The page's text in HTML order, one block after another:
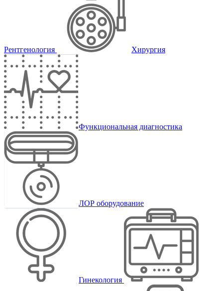
Рентгенология Хирургия
Функциональная диагностика
ЛОР оборудование
Гинекология